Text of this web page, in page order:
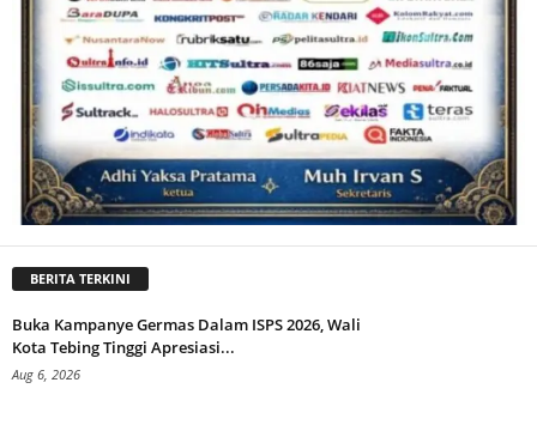
BERITA TERKINI
Buka Kampanye Germas Dalam ISPS 2026, Wali
Kota Tebing Tinggi Apresiasi...
Aug 6, 2026